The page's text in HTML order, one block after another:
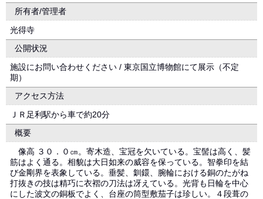
所有者/管理者
光得寺
公開状況
施設にお問い合わせください / 東京国立博物館にて展示（不定
期）
アクセス方法
ＪＲ足利駅から車で約20分
概要
像高 ３０．０㎝。寄木造、宝冠を欠いている。宝髻は高く、髪
筋はよく通る。相貌は大日如来の威容を保っている。智拳印を結
び金剛界を表象している。垂髪、釧鐶、腕輪における銅のたがね
打抜きの技は精巧に衣褶の刀法は冴えている。光背も日輪を中心
にした波文の銅板でよく、台座の筒型敷茄子は珍しい。４段葺の